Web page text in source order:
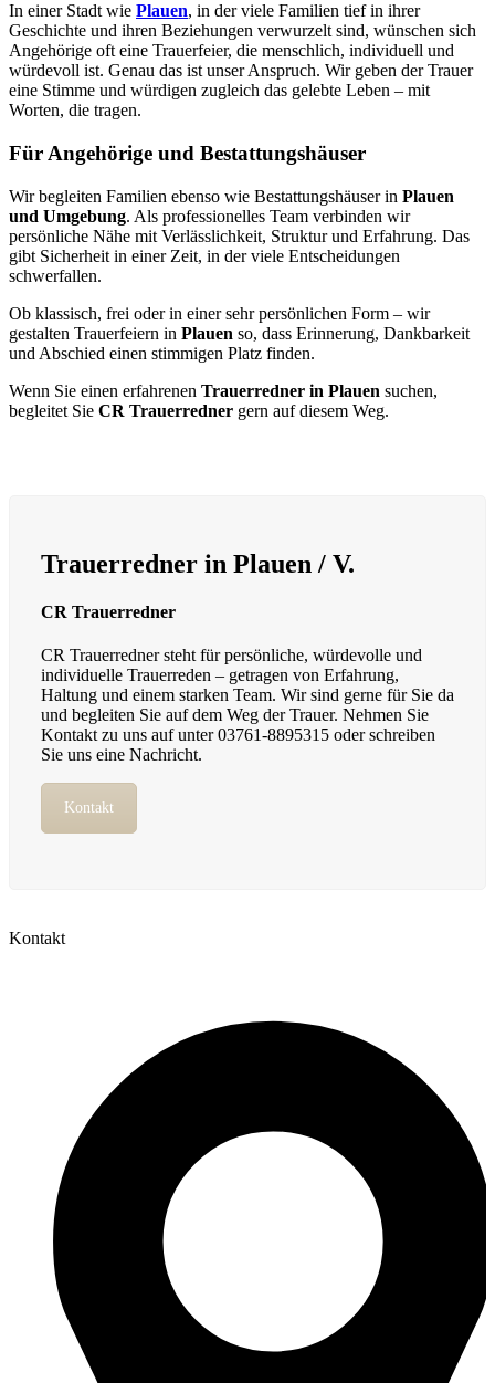
In einer Stadt wie Plauen, in der viele Familien tief in ihrer
Geschichte und ihren Beziehungen verwurzelt sind, wünschen sich
Angehörige oft eine Trauerfeier, die menschlich, individuell und
würdevoll ist. Genau das ist unser Anspruch. Wir geben der Trauer
eine Stimme und würdigen zugleich das gelebte Leben – mit
Worten, die tragen.
Für Angehörige und Bestattungshäuser
Wir begleiten Familien ebenso wie Bestattungshäuser in Plauen
und Umgebung. Als professionelles Team verbinden wir
persönliche Nähe mit Verlässlichkeit, Struktur und Erfahrung. Das
gibt Sicherheit in einer Zeit, in der viele Entscheidungen
schwerfallen.
Ob klassisch, frei oder in einer sehr persönlichen Form – wir
gestalten Trauerfeiern in Plauen so, dass Erinnerung, Dankbarkeit
und Abschied einen stimmigen Platz finden.
Wenn Sie einen erfahrenen Trauerredner in Plauen suchen,
begleitet Sie CR Trauerredner gern auf diesem Weg.
Trauerredner in Plauen / V.
CR Trauerredner
CR Trauerredner steht für persönliche, würdevolle und
individuelle Trauerreden – getragen von Erfahrung,
Haltung und einem starken Team. Wir sind gerne für Sie da
und begleiten Sie auf dem Weg der Trauer. Nehmen Sie
Kontakt zu uns auf unter 03761-8895315 oder schreiben
Sie uns eine Nachricht.
Kontakt
Kontakt